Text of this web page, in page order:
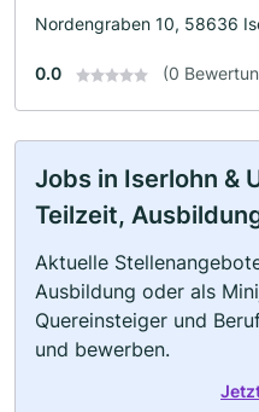
Nordengraben 10, 58636
0.0 (0
Jobs in Iserlohn &
Teilzeit,
Aktuelle
Ausbildung oder als
Quereinsteiger und
und bewerben.